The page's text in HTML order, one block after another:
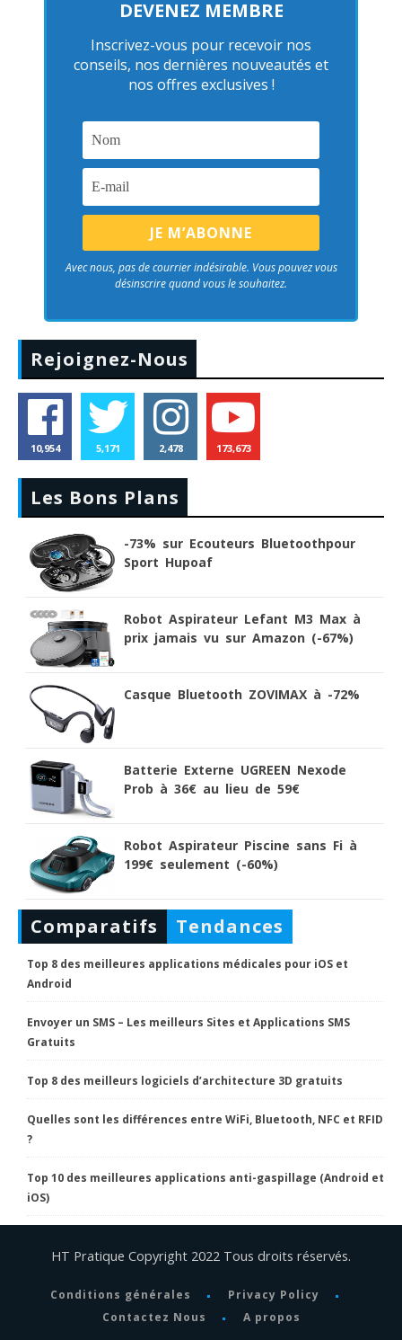
DEVENEZ MEMBRE
Inscrivez-vous pour recevoir nos
conseils, nos dernières nouveautés et
nos offres exclusives !
Avec nous, pas de courrier indésirable. Vous pouvez vous
désinscrire quand vous le souhaitez.
Rejoignez-Nous
10,954 5,171 2,478 173,673
Les Bons Plans
-73% sur Ecouteurs Bluetoothpour
Sport Hupoaf
Robot Aspirateur Lefant M3 Max à
prix jamais vu sur Amazon (-67%)
Casque Bluetooth ZOVIMAX à -72%
Batterie Externe UGREEN Nexode
Prob à 36€ au lieu de 59€
Robot Aspirateur Piscine sans Fi à
199€ seulement (-60%)
Comparatifs Tendances
Top 8 des meilleures applications médicales pour iOS et
Android
Envoyer un SMS – Les meilleurs Sites et Applications SMS
Gratuits
Top 8 des meilleurs logiciels d’architecture 3D gratuits
Quelles sont les différences entre WiFi, Bluetooth, NFC et RFID
?
Top 10 des meilleures applications anti-gaspillage (Android et
iOS)
HT Pratique Copyright 2022 Tous droits réservés.
Conditions générales
Privacy Policy
Contactez Nous
A propos